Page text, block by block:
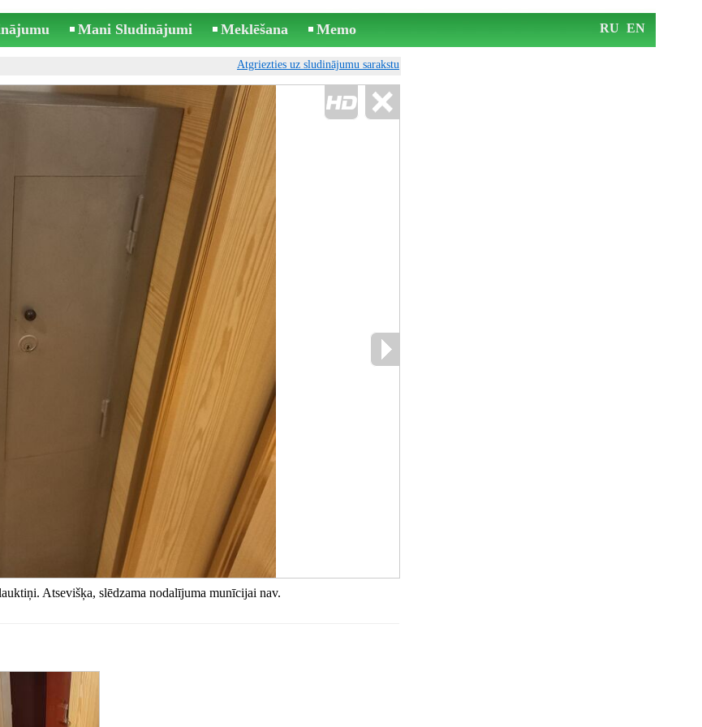
Mani Sludinājumi Meklēšana Memo RU EN
Atgriezties uz sludinājumu sarakstu
Atsevišķa, slēdzama nodalījuma munīcijai nav.